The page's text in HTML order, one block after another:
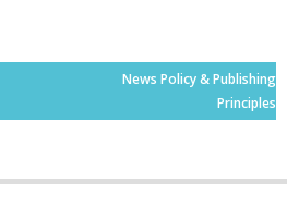
News Policy & Publishing
Principles